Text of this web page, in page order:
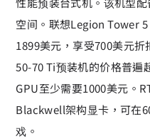
空间。联想Legion Tower
1899美元，享受700美元
50-70 Ti预装机的价格普遍
GPU至少需要1000美元。
Blackwell架构显卡，可在
戏。